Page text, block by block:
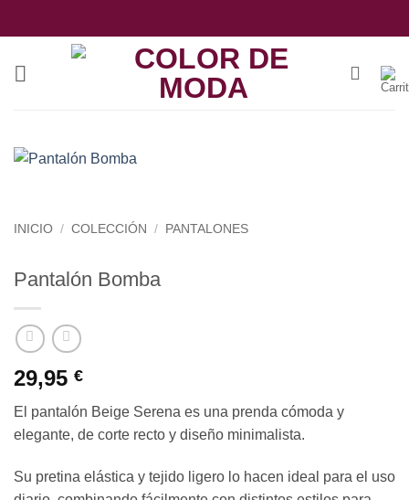
al
INICIO / COLECCIÓN / PANTALONES
Pantalón Bomba
29,95 €
El pantalón Beige Serena es una prenda cómoda y
elegante, de corte recto y diseño minimalista.
Su pretina elástica y tejido ligero lo hacen ideal para el uso